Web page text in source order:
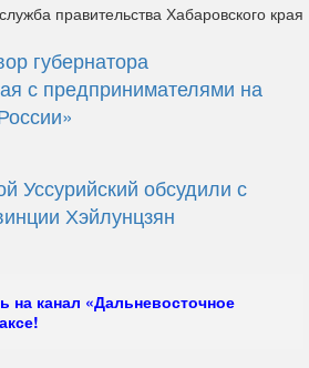
правительства Хабаровского края
губернатора
с предпринимателями на
Уссурийский обсудили с
Хэйлунцзян
на канал «Дальневосточное